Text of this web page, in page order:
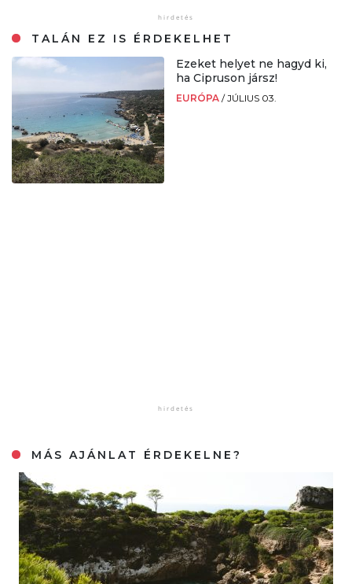
TALÁN EZ IS ÉRDEKELHET
Ezeket helyet ne hagyd ki,
ha Cipruson jársz!
EURÓPA /JÚLIUS 03.
MÁS AJÁNLAT ÉRDEKELNE?